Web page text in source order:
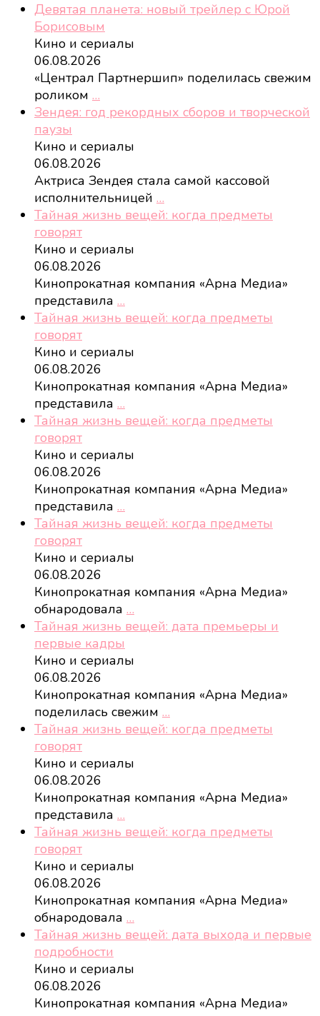
Девятая планета: новый трейлер с Юрой
Борисовым
Кино и сериалы
06.08.2026
«Централ Партнершип» поделилась свежим
роликом …
Зендея: год рекордных сборов и творческой
паузы
Кино и сериалы
06.08.2026
Актриса Зендея стала самой кассовой
исполнительницей …
Тайная жизнь вещей: когда предметы
говорят
Кино и сериалы
06.08.2026
Кинопрокатная компания «Арна Медиа»
представила …
Тайная жизнь вещей: когда предметы
говорят
Кино и сериалы
06.08.2026
Кинопрокатная компания «Арна Медиа»
представила …
Тайная жизнь вещей: когда предметы
говорят
Кино и сериалы
06.08.2026
Кинопрокатная компания «Арна Медиа»
представила …
Тайная жизнь вещей: когда предметы
говорят
Кино и сериалы
06.08.2026
Кинопрокатная компания «Арна Медиа»
обнародовала …
Тайная жизнь вещей: дата премьеры и
первые кадры
Кино и сериалы
06.08.2026
Кинопрокатная компания «Арна Медиа»
поделилась свежим …
Тайная жизнь вещей: когда предметы
говорят
Кино и сериалы
06.08.2026
Кинопрокатная компания «Арна Медиа»
представила …
Тайная жизнь вещей: когда предметы
говорят
Кино и сериалы
06.08.2026
Кинопрокатная компания «Арна Медиа»
обнародовала …
Тайная жизнь вещей: дата выхода и первые
подробности
Кино и сериалы
06.08.2026
Кинопрокатная компания «Арна Медиа»